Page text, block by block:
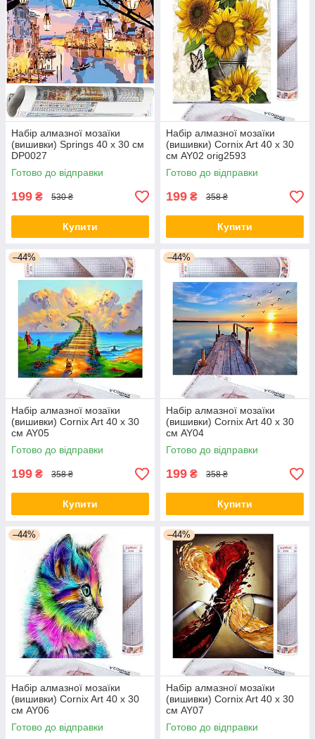
Набір алмазної мозаїки
(вишивки) Springs 40 x 30 см
DP0027
Готово до відправки
199 ₴ 530 ₴
Купити
Набір алмазної мозаїки
(вишивки) Cornix Art 40 x 30
см AY02 orig2593
Готово до відправки
199 ₴ 358 ₴
Купити
–44%
Набір алмазної мозаїки
(вишивки) Cornix Art 40 x 30
см AY05
Готово до відправки
199 ₴ 358 ₴
Купити
–44%
Набір алмазної мозаїки
(вишивки) Cornix Art 40 x 30
см AY04
Готово до відправки
199 ₴ 358 ₴
Купити
–44%
Набір алмазної мозаїки
(вишивки) Cornix Art 40 x 30
см AY06
Готово до відправки
–44%
Набір алмазної мозаїки
(вишивки) Cornix Art 40 x 30
см AY07
Готово до відправки